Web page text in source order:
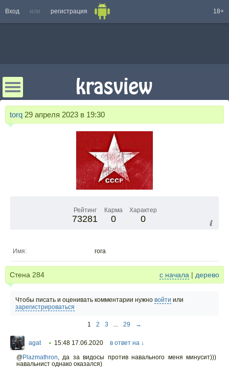
Вход или регистрация 18+
torq 29 апреля 2023 в 19:30
Рейтинг
73281
Карма
0
Характер
0
Имя: гога
Стена 284 с начала | дерево
Чтобы писать и оценивать комментарии нужно войти или
зарегистрироваться
1 2 3 ... 29 →
agat • 15:48 17.06.2020
в ответ на ↓
@Plazmathron, да за видосы против навального меня минусит)))
навальнист однако оказался)